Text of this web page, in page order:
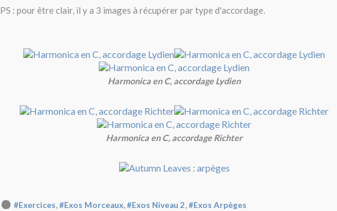
PS : pour être clair, il y a 3 images à récupérer par type d'accordage.
Harmonica en C, accordage Lydien
Harmonica en C, accordage Richter
#Exercices,#Exos Morceaux,#Exos Niveau 2,#Exos Arpèges